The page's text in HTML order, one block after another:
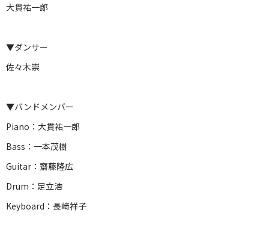
大貫祐一郎
▼ダンサー
佐々木崇
▼バンドメンバー
Piano：大貫祐一郎
Bass：一本茂樹
Guitar：齋藤隆広
Drum：足立浩
Keyboard：長﨑祥子